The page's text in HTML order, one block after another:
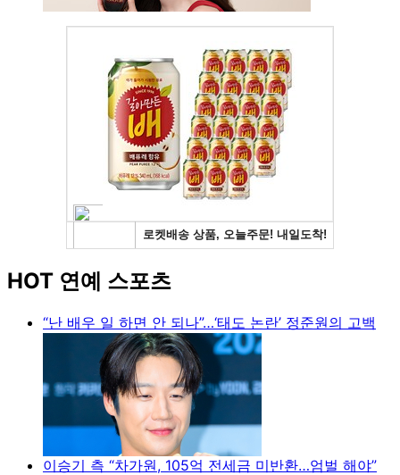
HOT 연예 스포츠
“난 배우 일 하면 안 되나”…‘태도 논란’ 정준원의 고백
이승기 측 “차가원, 105억 전세금 미반환…엄벌 해야”